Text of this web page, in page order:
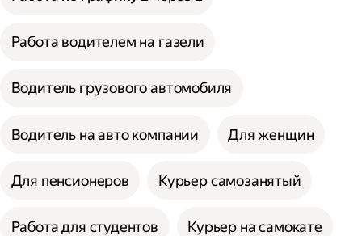
Работа водителем на газели
Водитель грузового автомобиля
Водитель на авто компании Для женщин
Для пенсионеров Курьер самозанятый
Работа для студентов Курьер на самокате